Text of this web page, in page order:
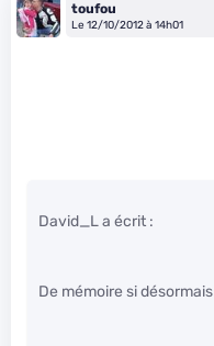
toufou
Le 12/10/2012 à 14h01
David_L a écrit :
De mémoire si désormais